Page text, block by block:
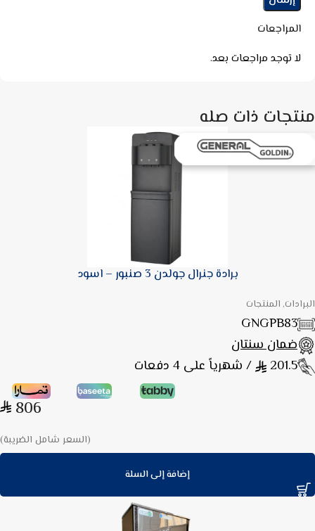
المراجعات
لا توجد مراجعات بعد.
منتجات ذات صله
برادة جنرال جولدن 3 صنبور – اسود
البرادات, المنتجات
GNGPB83
ضمان سنتان
201.5
/ شهرياً على 4 دفعات
806
(السعر شامل الضريبة)
إضافة إلى السلة